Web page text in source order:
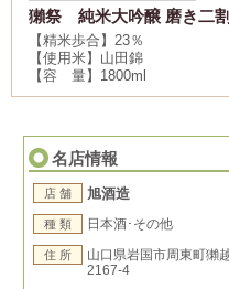
名店情報
店 舗 旭酒造
種 類 日本酒･その他
住 所
山口県岩国市周東町獺
2167-4
獺祭 純米大吟醸 磨き二割
【精米歩合】23％
【使用米】山田錦
【容 量】1800ml